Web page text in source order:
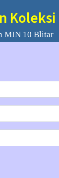
MIN 10 Blitar